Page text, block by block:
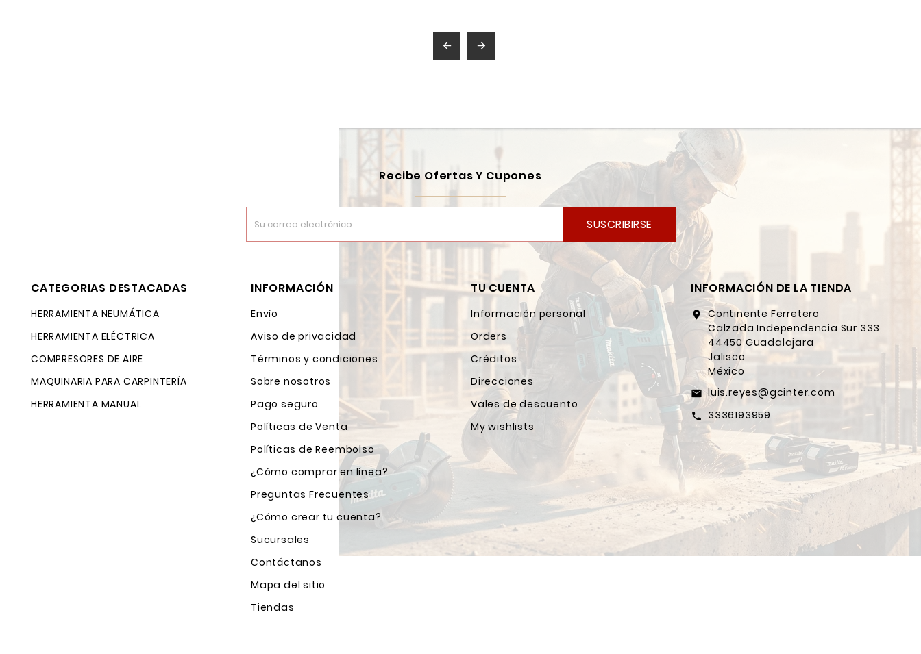
 
Recibe Ofertas Y Cupones
SUSCRIBIRSE
CATEGORIAS DESTACADAS
HERRAMIENTA NEUMÁTICA
HERRAMIENTA ELÉCTRICA
COMPRESORES DE AIRE
MAQUINARIA PARA CARPINTERÍA
HERRAMIENTA MANUAL
INFORMACIÓN
Envío
Aviso de privacidad
Términos y condiciones
Sobre nosotros
Pago seguro
Políticas de Venta
Políticas de Reembolso
¿Cómo comprar en línea?
Preguntas Frecuentes
¿Cómo crear tu cuenta?
Sucursales
Contáctanos
Mapa del sitio
Tiendas
TU CUENTA
Información personal
Orders
Créditos
Direcciones
Vales de descuento
My wishlists
INFORMACIÓN DE LA TIENDA
location_on Continente Ferretero
Calzada Independencia Sur 333
44450 Guadalajara
Jalisco
México
email luis.reyes@gcinter.com
call 3336193959